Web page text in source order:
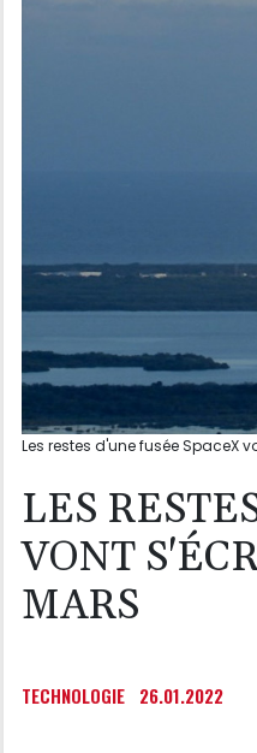
Les restes d'une fusée SpaceX
LES
VONT
MARS
TECHNOLOGIE 26.01.2022